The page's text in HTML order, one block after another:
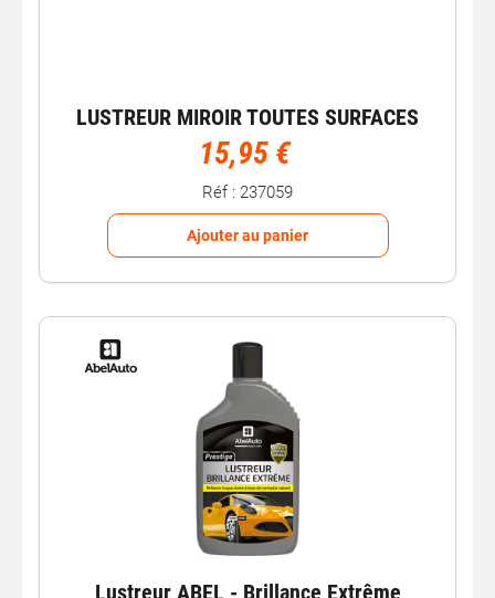
LUSTREUR MIROIR TOUTES SURFACES
15,95 €
Réf : 237059
Ajouter au panier
Lustreur ABEL - Brillance Extrême